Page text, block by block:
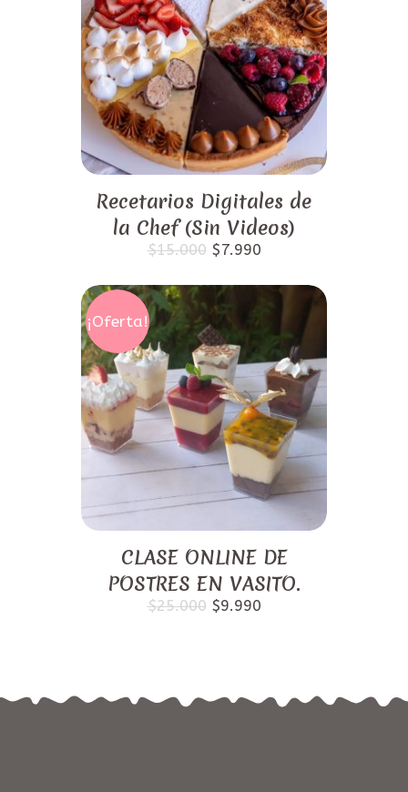
Recetarios Digitales de
la Chef (Sin Videos)
$15.000 El
precio
era:
$15.000.
$7.990El
es:
$7.990.
¡Oferta!
CLASE ONLINE DE
POSTRES EN VASITO.
$25.000 El
precio
$9.990El